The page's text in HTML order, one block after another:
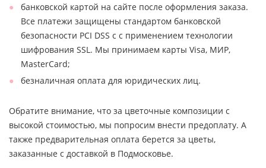
банковской картой на сайте после оформления заказа.
Все платежи защищены стандартом банковской
безопасности PCI DSS с с применением технологии
шифрования SSL. Мы принимаем карты Visa, МИР,
MasterCard;
безналичная оплата для юридических лиц.
Обратите внимание, что за цветочные композиции с
высокой стоимостью, мы попросим внести предоплату. А
также предварительная оплата берется за цветы,
заказанные с доставкой в Подмосковье.